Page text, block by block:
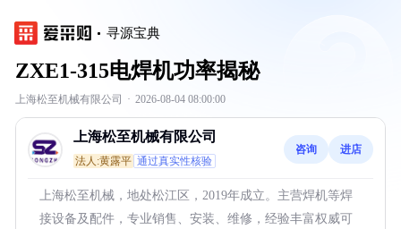
寻源宝典
ZXE1-315电焊机功率揭秘
上海松至机械有限公司 · 2026-08-04 08:00:00
上海松至机械有限公司
法人:黄露平 通过真实性核验
咨询 进店
上海松至机械，地处松江区，2019年成立。主营焊机等焊
接设备及配件，专业销售、安装、维修，经验丰富权威可